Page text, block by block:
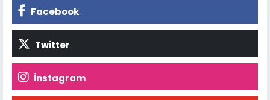
Facebook
Twitter
İnstagram